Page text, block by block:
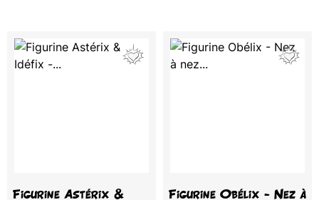
Figurine Astérix & Figurine Obélix - Nez à